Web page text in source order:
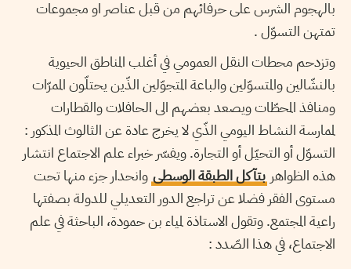
بالهجوم الشرس على حرفائهم من قبل عناصر او مجموعات
تمتهن التسوّل .
وتزدحم محطات النقل العمومي في أغلب المناطق الحيوية
بالنشّالين والمتسوّلين والباعة المتجوّلين الذّين يحتلّون الممرّات
ومنافذ المحطّات ويصعد بعضهم الى الحافلات والقطارات
لممارسة النشاط اليومي الذّي لا يخرج عادة عن الثالوث المذكور :
التسوّل أو التحيّل أو التجارة. ويفسّر خبراء علم الاجتماع انتشار
هذه الظواهر بتآكل الطبقة الوسطى وانحدار جزء منها تحت
مستوى الفقر فضلا عن تراجع الدور التعديلي للدولة بصفتها
راعية المجتمع. وتقول الاستاذة لمياء بن حمودة، الباحثة في علم
الاجتماع، في هذا الصّدد :